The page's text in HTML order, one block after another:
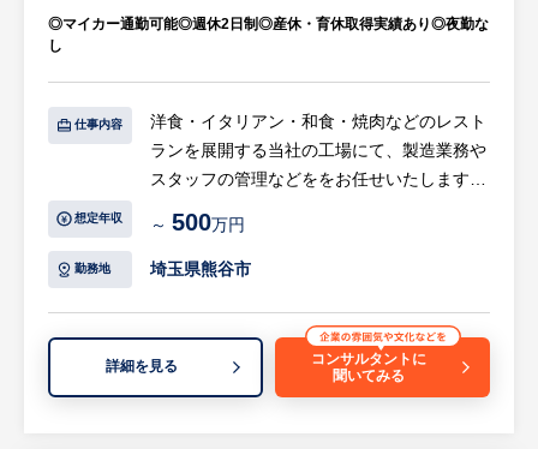
・マネーロンダリング等対策における顧客管
■SWIFTへの対応業務・各種システムの管
理・運用
・対外業務におけるSWIFT関連の制度や規制
・外為業務に関わるシステムの安定稼働に向
・ベンダーや関連部署との調整業務
等
◎マイカー通勤可能◎週休2日制◎産休・育休取得実績あり◎夜勤な
し
仕事内容
洋食・イタリアン・和食・焼肉などのレスト
ランを展開する当社の工場にて、製造業務や
スタッフの管理などををお任せいたします。
【具体的には…】
・食品製造
想定年収 ～ 500万円
勤務地 埼玉県熊谷市
詳細を見る
コンサルタントに
聞いてみる